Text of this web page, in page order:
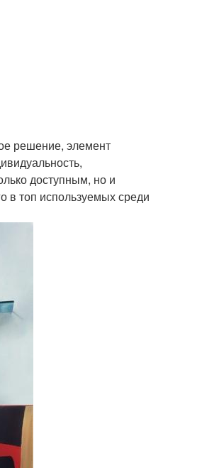
решение, элемент
доступным, но и
в топ используемых среди